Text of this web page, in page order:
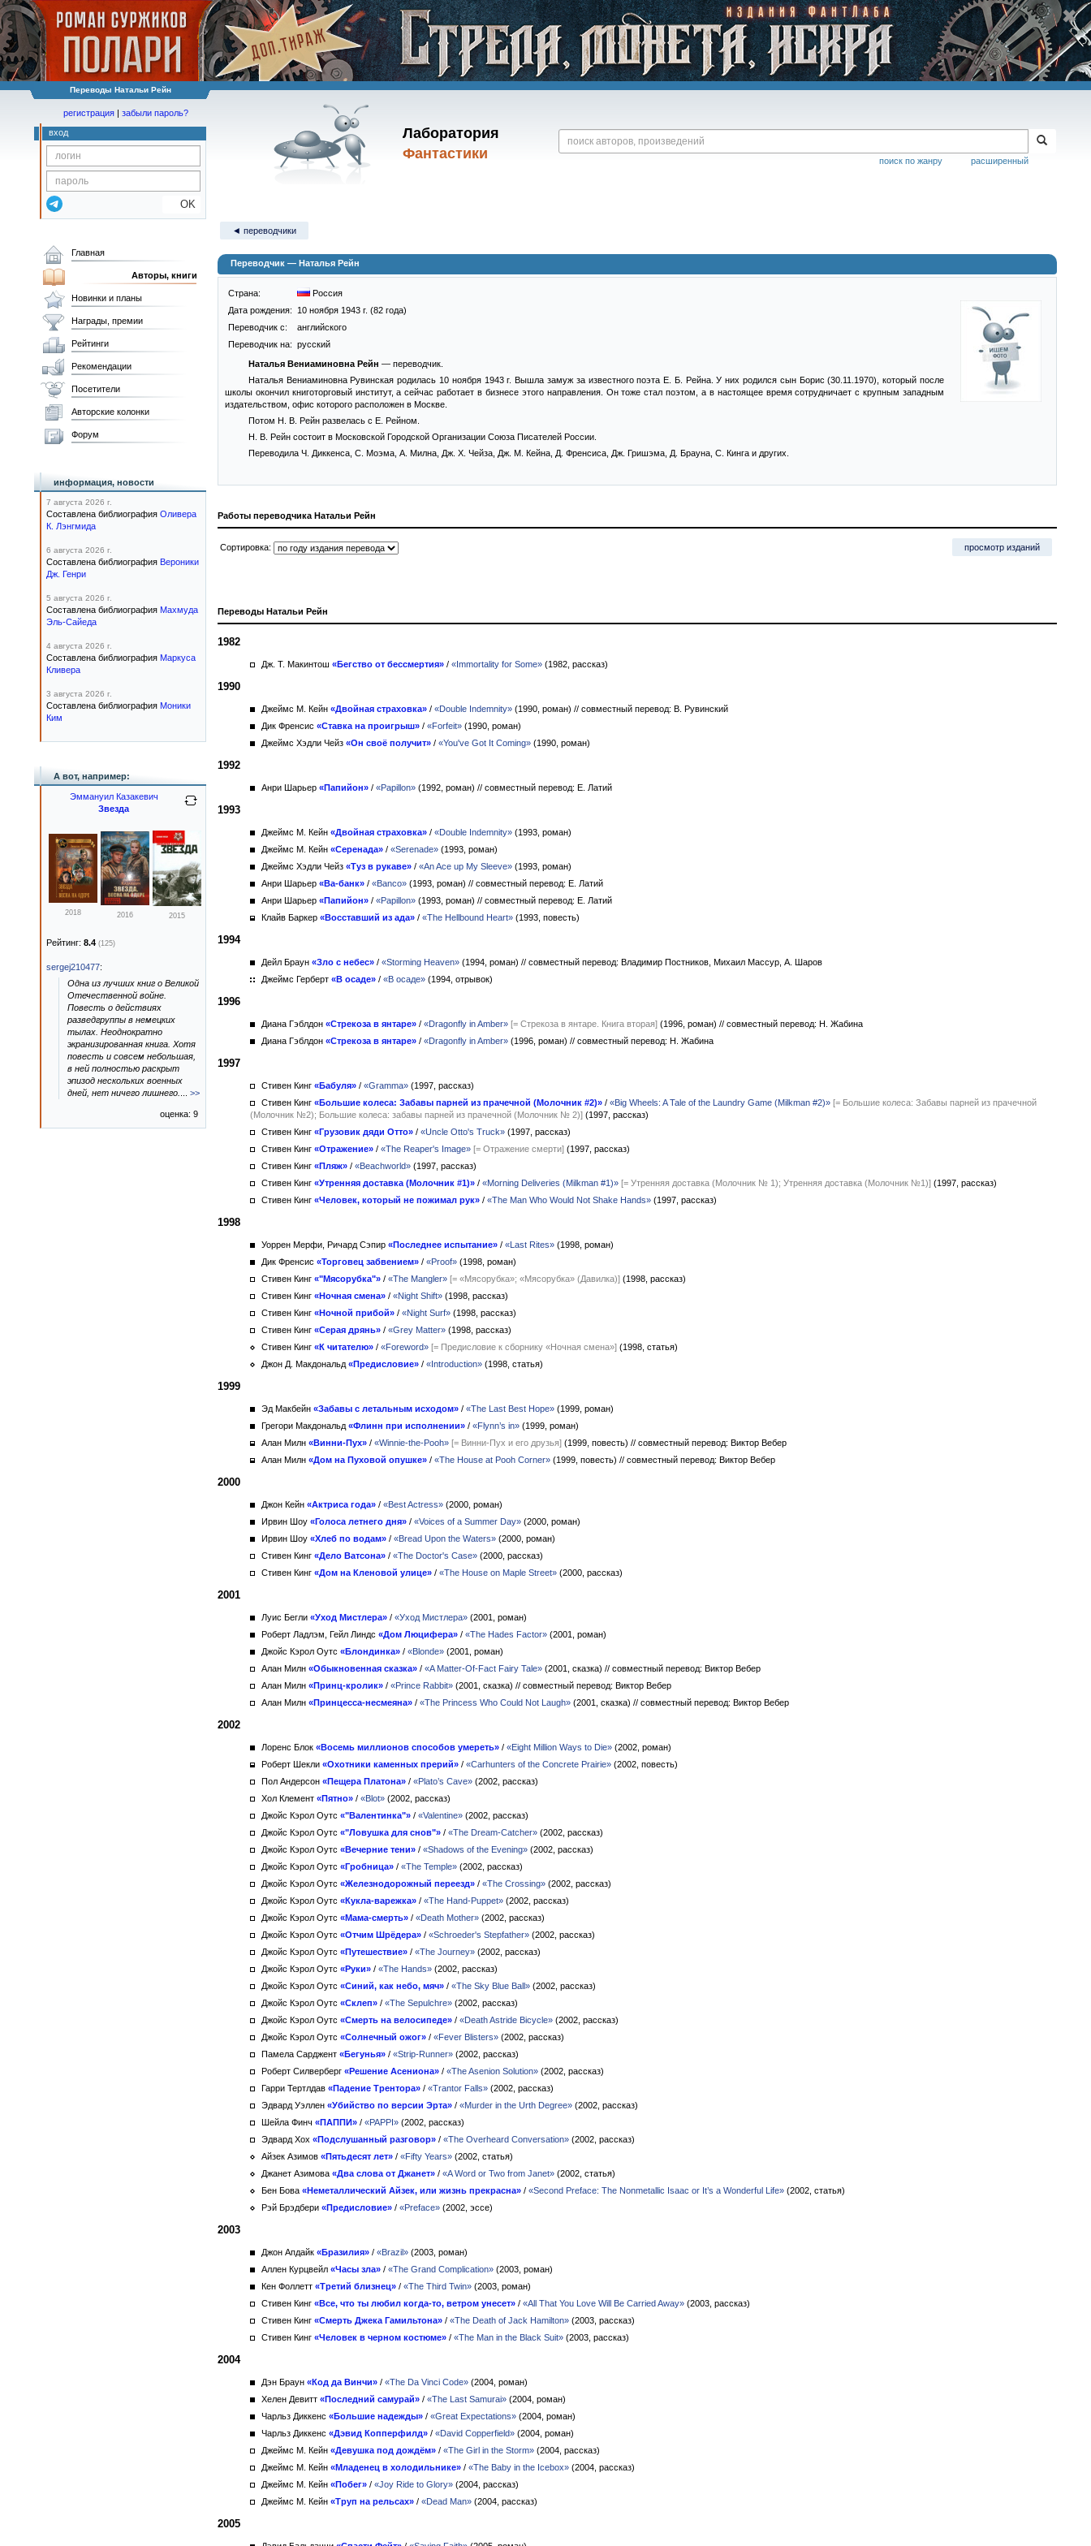
Переводы Натальи Рейн
Лаборатория
Фантастики
расширенный
поиск по жанру
регистрация | забыли пароль?
вход
OK
◄ переводчики
Переводчик — Наталья Рейн
Страна:
Россия
Дата рождения:
10 ноября 1943 г. (82 года)
Переводчик c:
английского
Переводчик на: русский
Наталья Вениаминовна Рейн — переводчик.
Наталья Вениаминовна Рувинская родилась 10 ноября 1943 г. Вышла замуж за известного поэта Е. Б. Рейна. У них родился сын Борис (30.11.1970), который после
школы окончил книготорговый институт, а сейчас работает в бизнесе этого направления. Он тоже стал поэтом, а в настоящее время сотрудничает с крупным западным
издательством, офис которого расположен в Москве.
Потом Н. В. Рейн развелась с Е. Рейном.
Н. В. Рейн состоит в Московской Городской Организации Союза Писателей России.
Переводила Ч. Диккенса, С. Моэма, А. Милна, Дж. Х. Чейза, Дж. М. Кейна, Д. Френсиса, Дж. Гришэма, Д. Брауна, С. Кинга и других.
Работы переводчика Натальи Рейн
Сортировка: просмотр изданий
Переводы Натальи Рейн
1982
Дж. Т. Макинтош «Бегство от бессмертия» / «Immortality for Some» (1982, рассказ)
1990
Джеймс М. Кейн «Двойная страховка» / «Double Indemnity» (1990, роман) // совместный перевод: В. Рувинский
Дик Френсис «Ставка на проигрыш» / «Forfeit» (1990, роман)
Джеймс Хэдли Чейз «Он своё получит» / «You've Got It Coming» (1990, роман)
1992
Анри Шарьер «Папийон» / «Papillon» (1992, роман) // совместный перевод: Е. Латий
1993
Джеймс М. Кейн «Двойная страховка» / «Double Indemnity» (1993, роман)
Джеймс М. Кейн «Серенада» / «Serenade» (1993, роман)
Джеймс Хэдли Чейз «Туз в рукаве» / «An Ace up My Sleeve» (1993, роман)
Анри Шарьер «Ва-банк» / «Banco» (1993, роман) // совместный перевод: Е. Латий
Анри Шарьер «Папийон» / «Papillon» (1993, роман) // совместный перевод: Е. Латий
Клайв Баркер «Восставший из ада» / «The Hellbound Heart» (1993, повесть)
1994
Дейл Браун «Зло с небес» / «Storming Heaven» (1994, роман) // совместный перевод: Владимир Постников, Михаил Массур, А. Шаров
Джеймс Герберт «В осаде» / «В осаде» (1994, отрывок)
1996
Диана Гэблдон «Стрекоза в янтаре» / «Dragonfly in Amber» [= Стрекоза в янтаре. Книга вторая] (1996, роман) // совместный перевод: Н. Жабина
Диана Гэблдон «Стрекоза в янтаре» / «Dragonfly in Amber» (1996, роман) // совместный перевод: Н. Жабина
1997
Стивен Кинг «Бабуля» / «Gramma» (1997, рассказ)
Стивен Кинг «Большие колеса: Забавы парней из прачечной (Молочник #2)» / «Big Wheels: A Tale of the Laundry Game (Milkman #2)» [= Большие колеса: Забавы парней из прачечной
(Молочник №2); Большие колеса: забавы парней из прачечной (Молочник № 2)] (1997, рассказ)
Стивен Кинг «Грузовик дяди Отто» / «Uncle Otto's Truck» (1997, рассказ)
Стивен Кинг «Отражение» / «The Reaper's Image» [= Отражение смерти] (1997, рассказ)
Стивен Кинг «Пляж» / «Beachworld» (1997, рассказ)
Стивен Кинг «Утренняя доставка (Молочник #1)» / «Morning Deliveries (Milkman #1)» [= Утренняя доставка (Молочник № 1); Утренняя доставка (Молочник №1)] (1997, рассказ)
Стивен Кинг «Человек, который не пожимал рук» / «The Man Who Would Not Shake Hands» (1997, рассказ)
1998
Уоррен Мерфи, Ричард Сэпир «Последнее испытание» / «Last Rites» (1998, роман)
Дик Френсис «Торговец забвением» / «Proof» (1998, роман)
Стивен Кинг «"Мясорубка"» / «The Mangler» [= «Мясорубка»; «Мясорубка» (Давилка)] (1998, рассказ)
Стивен Кинг «Ночная смена» / «Night Shift» (1998, рассказ)
Стивен Кинг «Ночной прибой» / «Night Surf» (1998, рассказ)
Стивен Кинг «Серая дрянь» / «Grey Matter» (1998, рассказ)
Стивен Кинг «К читателю» / «Foreword» [= Предисловие к сборнику «Ночная смена»] (1998, статья)
Джон Д. Макдональд «Предисловие» / «Introduction» (1998, статья)
1999
Эд Макбейн «Забавы с летальным исходом» / «The Last Best Hope» (1999, роман)
Грегори Макдональд «Флинн при исполнении» / «Flynn’s in» (1999, роман)
Алан Милн «Винни-Пух» / «Winnie-the-Pooh» [= Винни-Пух и его друзья] (1999, повесть) // совместный перевод: Виктор Вебер
Алан Милн «Дом на Пуховой опушке» / «The House at Pooh Corner» (1999, повесть) // совместный перевод: Виктор Вебер
2000
Джон Кейн «Актриса года» / «Best Actress» (2000, роман)
Ирвин Шоу «Голоса летнего дня» / «Voices of a Summer Day» (2000, роман)
Ирвин Шоу «Хлеб по водам» / «Bread Upon the Waters» (2000, роман)
Стивен Кинг «Дело Ватсона» / «The Doctor's Case» (2000, рассказ)
Стивен Кинг «Дом на Кленовой улице» / «The House on Maple Street» (2000, рассказ)
2001
Луис Бегли «Уход Мистлера» / «Уход Мистлера» (2001, роман)
Роберт Ладлэм, Гейл Линдс «Дом Люцифера» / «The Hades Factor» (2001, роман)
Джойс Кэрол Оутс «Блондинка» / «Blonde» (2001, роман)
Алан Милн «Обыкновенная сказка» / «A Matter-Of-Fact Fairy Tale» (2001, сказка) // совместный перевод: Виктор Вебер
Алан Милн «Принц-кролик» / «Prince Rabbit» (2001, сказка) // совместный перевод: Виктор Вебер
Алан Милн «Принцесса-несмеяна» / «The Princess Who Could Not Laugh» (2001, сказка) // совместный перевод: Виктор Вебер
2002
Лоренс Блок «Восемь миллионов способов умереть» / «Eight Million Ways to Die» (2002, роман)
Роберт Шекли «Охотники каменных прерий» / «Carhunters of the Concrete Prairie» (2002, повесть)
Пол Андерсон «Пещера Платона» / «Plato’s Cave» (2002, рассказ)
Хол Клемент «Пятно» / «Blot» (2002, рассказ)
Джойс Кэрол Оутс «"Валентинка"» / «Valentine» (2002, рассказ)
Джойс Кэрол Оутс «"Ловушка для снов"» / «The Dream-Catcher» (2002, рассказ)
Джойс Кэрол Оутс «Вечерние тени» / «Shadows of the Evening» (2002, рассказ)
Джойс Кэрол Оутс «Гробница» / «The Temple» (2002, рассказ)
Джойс Кэрол Оутс «Железнодорожный переезд» / «The Crossing» (2002, рассказ)
Джойс Кэрол Оутс «Кукла-варежка» / «The Hand-Puppet» (2002, рассказ)
Джойс Кэрол Оутс «Мама-смерть» / «Death Mother» (2002, рассказ)
Джойс Кэрол Оутс «Отчим Шрёдера» / «Schroeder's Stepfather» (2002, рассказ)
Джойс Кэрол Оутс «Путешествие» / «The Journey» (2002, рассказ)
Джойс Кэрол Оутс «Руки» / «The Hands» (2002, рассказ)
Джойс Кэрол Оутс «Синий, как небо, мяч» / «The Sky Blue Ball» (2002, рассказ)
Джойс Кэрол Оутс «Склеп» / «The Sepulchre» (2002, рассказ)
Джойс Кэрол Оутс «Смерть на велосипеде» / «Death Astride Bicycle» (2002, рассказ)
Джойс Кэрол Оутс «Солнечный ожог» / «Fever Blisters» (2002, рассказ)
Памела Сарджент «Бегунья» / «Strip-Runner» (2002, рассказ)
Роберт Силверберг «Решение Асениона» / «The Asenion Solution» (2002, рассказ)
Гарри Тертлдав «Падение Трентора» / «Trantor Falls» (2002, рассказ)
Эдвард Уэллен «Убийство по версии Эрта» / «Murder in the Urth Degree» (2002, рассказ)
Шейла Финч «ПАППИ» / «PAPPI» (2002, рассказ)
Эдвард Хох «Подслушанный разговор» / «The Overheard Conversation» (2002, рассказ)
Айзек Азимов «Пятьдесят лет» / «Fifty Years» (2002, статья)
Джанет Азимова «Два слова от Джанет» / «A Word or Two from Janet» (2002, статья)
Бен Бова «Неметаллический Айзек, или жизнь прекрасна» / «Second Preface: The Nonmetallic Isaac or It’s a Wonderful Life» (2002, статья)
Рэй Брэдбери «Предисловие» / «Preface» (2002, эссе)
2003
Джон Апдайк «Бразилия» / «Brazil» (2003, роман)
Аллен Курцвейл «Часы зла» / «The Grand Complication» (2003, роман)
Кен Фоллетт «Третий близнец» / «The Third Twin» (2003, роман)
Стивен Кинг «Все, что ты любил когда-то, ветром унесет» / «All That You Love Will Be Carried Away» (2003, рассказ)
Стивен Кинг «Смерть Джека Гамильтона» / «The Death of Jack Hamilton» (2003, рассказ)
Стивен Кинг «Человек в черном костюме» / «The Man in the Black Suit» (2003, рассказ)
2004
Дэн Браун «Код да Винчи» / «The Da Vinci Code» (2004, роман)
Хелен Девитт «Последний самурай» / «The Last Samurai» (2004, роман)
Чарльз Диккенс «Большие надежды» / «Great Expectations» (2004, роман)
Чарльз Диккенс «Дэвид Копперфилд» / «David Copperfield» (2004, роман)
Джеймс М. Кейн «Девушка под дождём» / «The Girl in the Storm» (2004, рассказ)
Джеймс М. Кейн «Младенец в холодильнике» / «The Baby in the Icebox» (2004, рассказ)
Джеймс М. Кейн «Побег» / «Joy Ride to Glory» (2004, рассказ)
Джеймс М. Кейн «Труп на рельсах» / «Dead Man» (2004, рассказ)
2005
Главная
Авторы, книги
Новинки и планы
Награды, премии
Рейтинги
Рекомендации
Посетители
Авторские колонки
Форум
информация, новости
7 августа 2026 г.
Составлена библиография Оливера
К. Лэнгмида
6 августа 2026 г.
Составлена библиография Вероники
Дж. Генри
5 августа 2026 г.
Составлена библиография Махмуда
Эль-Сайеда
4 августа 2026 г.
Составлена библиография Маркуса
Кливера
3 августа 2026 г.
Составлена библиография Моники
Ким
А вот, например:
Эммануил Казакевич
Звезда
2018 2016 2015
Рейтинг: 8.4 (125)
sergej210477:
Одна из лучших книг о Великой
Отечественной войне.
Повесть о действиях
разведгруппы в немецких
тылах. Неоднократно
экранизированная книга. Хотя
повесть и совсем небольшая,
в ней полностью раскрыт
эпизод нескольких военных
дней, нет ничего лишнего.
>>
оценка: 9